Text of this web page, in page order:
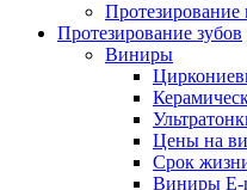
Протезирование
Протезирование зубов
Виниры
Цены на
Срок
Виниры E-